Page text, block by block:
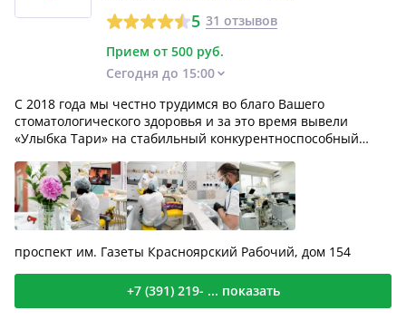
5 31 отзывов
Прием от 500 руб.
Сегодня до 15:00
С 2018 года мы честно трудимся во благо Вашего
стоматологического здоровья и за это время вывели
«Улыбка Тари» на стабильный конкурентноспособный
проспект им. Газеты Красноярский Рабочий, дом 154
+7 (391) 219- ... показать